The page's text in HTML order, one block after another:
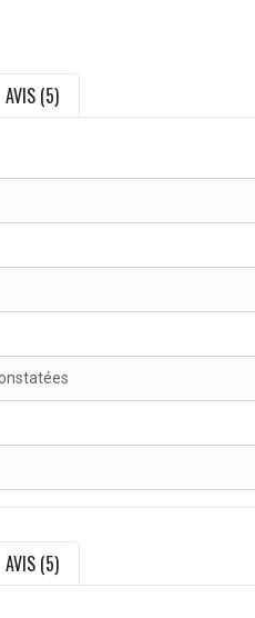
AVIS (5)
AVIS (5)